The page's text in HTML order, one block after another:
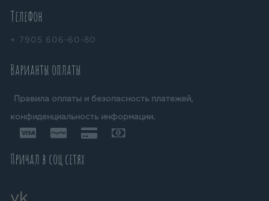
Телефон
+ 7905 606-60-80
Варианты оплаты
Правила оплаты и безопасность платежей,
конфиденциальность информации.
Причал в соц сетях
vk